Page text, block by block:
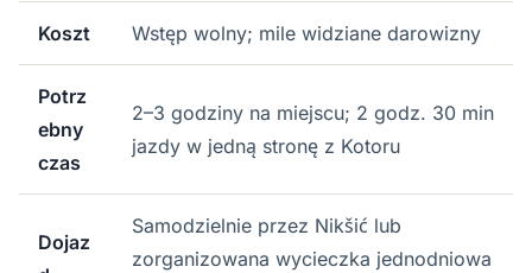
Koszt Wstęp wolny; mile widziane darowizny
Potrz
ebny
czas
2–3 godziny na miejscu; 2 godz. 30 min
jazdy w jedną stronę z Kotoru
Dojaz
Samodzielnie przez Nikšić lub
zorganizowana wycieczka jednodniowa